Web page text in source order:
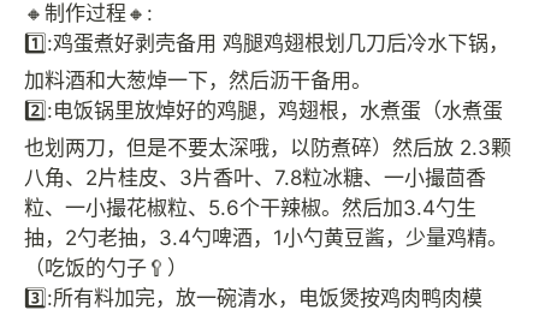
🔸制作过程🔸:
1️⃣:鸡蛋煮好剥壳备用 鸡腿鸡翅根划几刀后冷水下锅，
加料酒和大葱焯一下，然后沥干备用。
2️⃣:电饭锅里放焯好的鸡腿，鸡翅根，水煮蛋（水煮蛋
也划两刀，但是不要太深哦，以防煮碎）然后放 2.3颗
八角、2片桂皮、3片香叶、7.8粒冰糖、一小撮茴香
粒、一小撮花椒粒、5.6个干辣椒。然后加3.4勺生
抽，2勺老抽，3.4勺啤酒，1小勺黄豆酱，少量鸡精。
（吃饭的勺子🥄）
3️⃣:所有料加完，放一碗清水，电饭煲按鸡肉鸭肉模